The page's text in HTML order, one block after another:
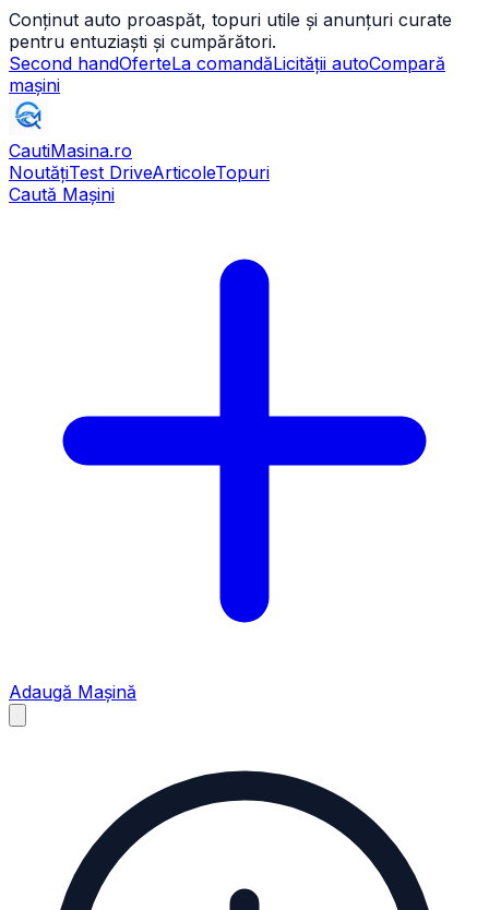
Conținut auto proaspăt, topuri utile și anunțuri curate
pentru entuziaști și cumpărători.
Second handOferteLa comandăLicității autoCompară
mașini
CautiMasina.ro
NoutățiTest DriveArticoleTopuri
Caută Mașini
Adaugă Mașină